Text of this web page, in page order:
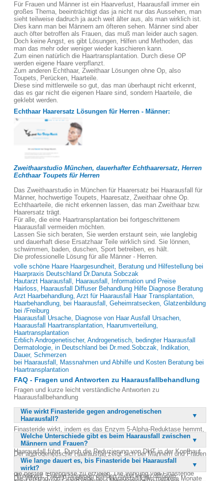
Für Frauen und Männer ist ein Haarverlust, Haarausfall immer ein
großes Thema, beeinträchtigt das ja nicht nur das Aussehen, man
sieht teilweise dadruch ja auch weit älter aus, als man wirklich ist.
Dies kann man bei Männern am öfteren sehen. Männer sind aber
auch öfter betroffen als Frauen, das muß man leider auch sagen.
Doch keine Angst, es gibt Lösungen, Hilfen und Methoden, das
man das mehr oder weniger wieder kaschieren kann.
Zum einen natürlich die Haartransplantation. Durch diese OP
werden eigene Haare verpflanzt.
Zum anderen Echthaar, Zweithaar Lösungen ohne Op, also
Toupets, Perücken, Haarteile.
Diese sind mittlerweile so gut, das man überhaupt nicht erkennt,
das es gar nicht die eigenen Haare sind, sondern Haarteile, die
geklebt werden.
Echthaar Haarersatz Lösungen für Herren - Männer:
Zweithaarstudio München, dauerhafter Echthaarersatz, Herren
Echthaar Toupets für Herren
Das Zweithaarstudio in München für Haarersatz bei Haarausfall für
Männer, hochwertige Toupets, Haaresatz, Zweithaar ohne Op.
Echthaarteile, die nicht erkennen lassen, das man Zweithaar bzw.
Haarersatz trägt.
Für alle, die eine Haartransplantation bei fortgeschrittenem
Haarausfall vermeiden möchten.
Lassen Sie sich beraten, Sie werden erstaunt sein, wie langlebig
und dauerhaft diese Ersatzhaar Teile wirklich sind. Sie lönnen,
schwimmen, baden, duschen, Sport betreiben, es hält.
Die professionelle Lösung für alle Männer - Herren.
volle schöne Haare Haargesundheit, Beratung und Hilfestellung bei
Haarpraxis Deutschland Dr.Danuta Sobczak
Hautarzt Haarausfall, Haarausfall, Information und Preise
Hairloss, Haarausfall Diffuser Behandlung Hilfe Diagnose Beratung
Arzt Haarbehandlung, Arzt für Haarausfall Haar Transplantation,
Haarbehandlung, bei Haarausfall, Geheimratsecken, Glatzenbildung
bei /Freiburg
Haarausfall Ursache, Diagnose von Haar Ausfall Ursachen,
Haarausfall Haartransplantation, Haarumverteilung,
Haartransplantation
Erblich Androgenetischer, Androgenetisch, bedingter Haarausfall
Dermatologie, in Deutschland bei Dr.med.Sobczak, Indikation,
Dauer, Schmerzen
bei Haarausfall, Massnahmen und Abhilfe und Kosten Beratung bei
Haartransplantation
FAQ - Fragen und Antworten zu Haarausfallbehandlung
Fragen und kurze leicht verständliche Antworten zu
Haarausfallbehandlung
Wie wirkt Finasteride gegen androgenetischen
Haarausfall?
Finasteride wirkt, indem es das Enzym 5-Alpha-Reduktase hemmt,
das Testosteron in Dihydrotestosteron (DHT) umwandelt. DHT ist
verantwortlich für die Verkümmerung der Haarfollikel, was zu
Haarausfall führt. Durch die Reduzierung von DHT in der Kopfhaut
kann Finasteride den Haarausfall verlangsamen oder sogar
stoppen. Es ist wichtig, die Behandlung frühzeitig zu beginnen, um
die besten Ergebnisse zu erzielen. Die Wirkung von Finasteride
Welche Unterschiede gibt es beim Haarausfall zwischen
Männern und Frauen?
Der androgenetische Haarausfall zeigt sich bei Männern und Frauen
unterschiedlich. Bei Männern beginnt der Haarausfall oft mit einem
zurückweichenden Haaransatz und einer Tonsurbildung am
Hinterkopf. Frauen hingegen erleben meist einen diffusen
Wie lange dauert es, bis Finasteride bei Haarausfall
wirkt?
Die Wirkung von Finasteride bei Haarausfall kann mehrere Monate